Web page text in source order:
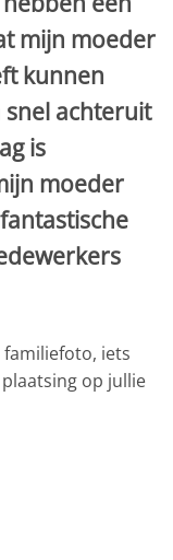
mijn moeder
kunnen
snel achteruit
is
moeder
iets
op jullie